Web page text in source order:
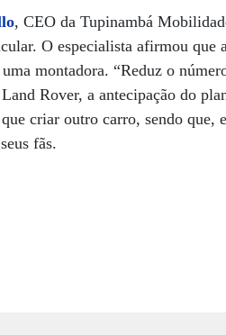
, CEO da Tupinambá
O especialista afirmou que
montadora. “Reduz o
Rover, a antecipação do
criar outro carro, sendo que,
fãs.